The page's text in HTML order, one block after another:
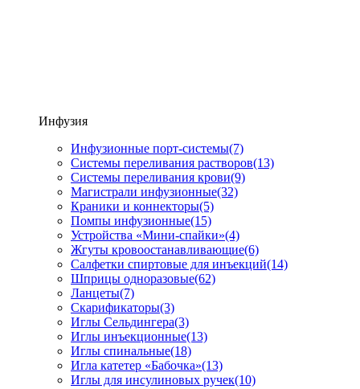
Инфузия
Инфузионные порт-системы(7)
Системы переливания растворов(13)
Системы переливания крови(9)
Магистрали инфузионные(32)
Краники и коннекторы(5)
Помпы инфузионные(15)
Устройства «Мини-спайки»(4)
Жгуты кровоостанавливающие(6)
Салфетки спиртовые для инъекций(14)
Шприцы одноразовые(62)
Ланцеты(7)
Скарификаторы(3)
Иглы Сельдингера(3)
Иглы инъекционные(13)
Иглы спинальные(18)
Игла катетер «Бабочка»(13)
Иглы для инсулиновых ручек(10)